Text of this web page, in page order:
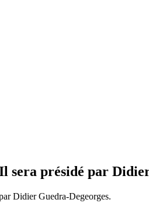
sera présidé par
Didier Guedra-Degeorges.